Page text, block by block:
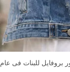
للبنات فى عام 2026